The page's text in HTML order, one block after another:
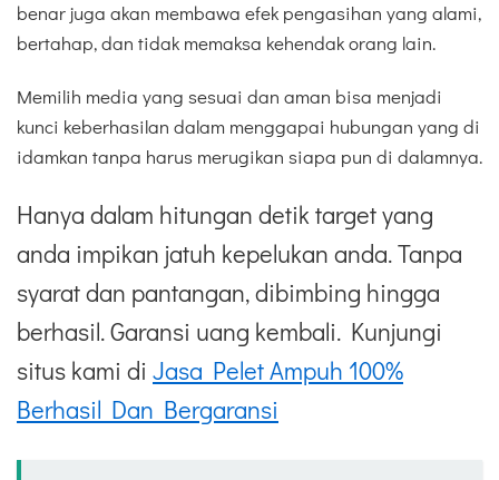
benar juga akan membawa efek pengasihan yang alami,
bertahap, dan tidak memaksa kehendak orang lain.
Memilih media yang sesuai dan aman bisa menjadi
kunci keberhasilan dalam menggapai hubungan yang di
idamkan tanpa harus merugikan siapa pun di dalamnya.
Hanya dalam hitungan detik target yang
anda impikan jatuh kepelukan anda. Tanpa
syarat dan pantangan, dibimbing hingga
berhasil. Garansi uang kembali. Kunjungi
situs kami di Jasa Pelet Ampuh 100%
Berhasil Dan Bergaransi